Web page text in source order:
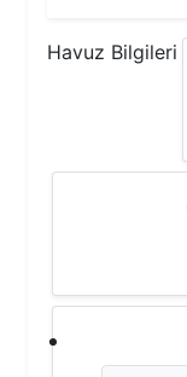
Havuz Bilgileri